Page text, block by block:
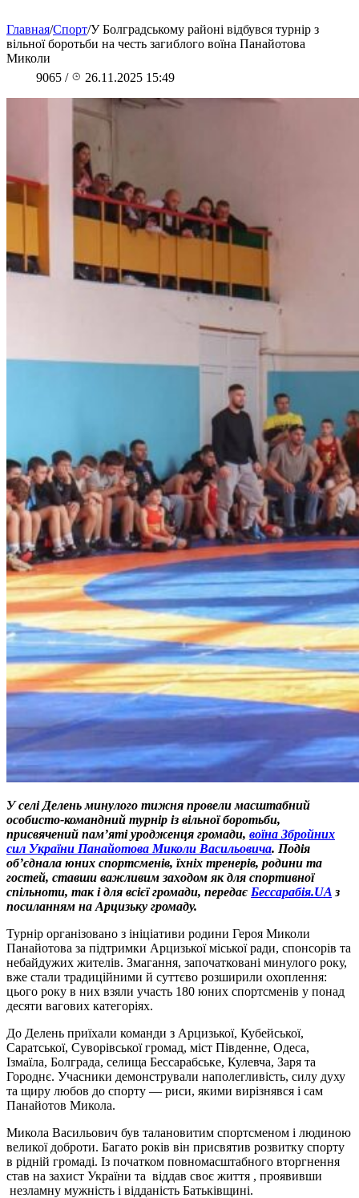
Главная/Спорт/У Болградському районі відбувся турнір з
вільної боротьби на честь загиблого воїна Панайотова
Миколи
9065 / 26.11.2025 15:49
У селі Делень минулого тижня провели масштабний
особисто-командний турнір із вільної боротьби,
присвячений пам’яті уродженця громади, воїна Збройних
сил України Панайотова Миколи Васильовича. Подія
об’єднала юних спортсменів, їхніх тренерів, родини та
гостей, ставши важливим заходом як для спортивної
спільноти, так і для всієї громади, передає Бессарабія.UA з
посиланням на Арцизьку громаду.
Турнір організовано з ініціативи родини Героя Миколи
Панайотова за підтримки Арцизької міської ради, спонсорів та
небайдужих жителів. Змагання, започатковані минулого року,
вже стали традиційними й суттєво розширили охоплення:
цього року в них взяли участь 180 юних спортсменів у понад
десяти вагових категоріях.
До Делень приїхали команди з Арцизької, Кубейської,
Саратської, Суворівської громад, міст Південне, Одеса,
Ізмаїла, Болграда, селища Бессарабське, Кулевча, Заря та
Городнє. Учасники демонстрували наполегливість, силу духу
та щиру любов до спорту — риси, якими вирізнявся і сам
Панайотов Микола.
Микола Васильович був талановитим спортсменом і людиною
великої доброти. Багато років він присвятив розвитку спорту
в рідній громаді. Із початком повномасштабного вторгнення
став на захист України та віддав своє життя , проявивши
незламну мужність і відданість Батьківщині.